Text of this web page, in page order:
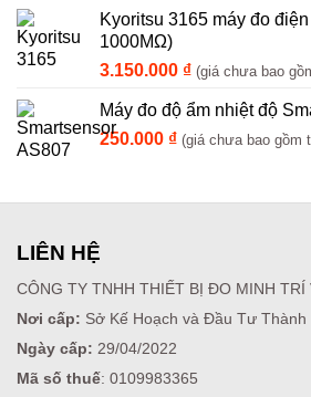
Kyoritsu 3165 máy đo
1000MΩ)
3.150.000 ₫ (giá chưa bao
Máy đo độ ẩm nhiệt độ
250.000 ₫ (giá chưa bao gồm
LIÊN HỆ
CÔNG TY TNHH THIẾT BỊ ĐO MINH TRÍ
Nơi cấp: Sở Kế Hoạch và Đầu Tư Thành
Ngày cấp: 29/04/2022
Mã số thuế: 0109983365